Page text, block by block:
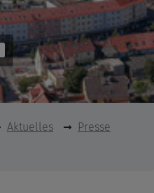
Aktuelles
Presse